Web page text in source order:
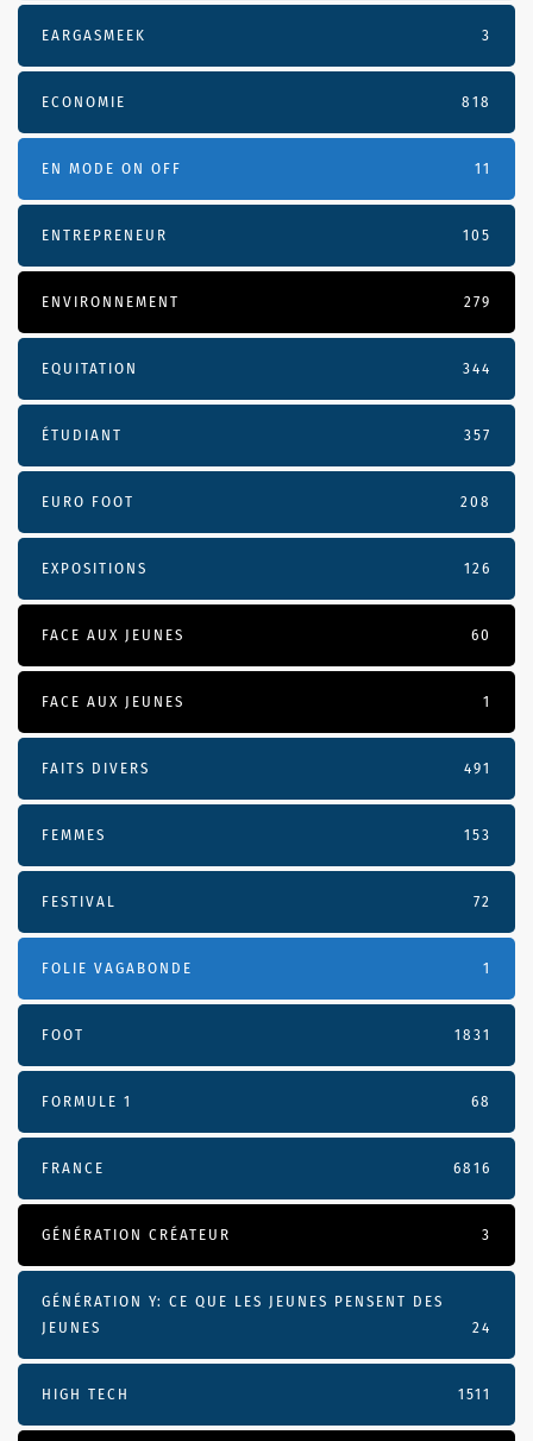
EARGASMEEK 3
ECONOMIE 818
EN MODE ON OFF 11
ENTREPRENEUR 105
ENVIRONNEMENT 279
EQUITATION 344
ÉTUDIANT 357
EURO FOOT 208
EXPOSITIONS 126
FACE AUX JEUNES 60
FACE AUX JEUNES 1
FAITS DIVERS 491
FEMMES 153
FESTIVAL 72
FOLIE VAGABONDE 1
FOOT 1831
FORMULE 1 68
FRANCE 6816
GÉNÉRATION CRÉATEUR 3
GÉNÉRATION Y: CE QUE LES JEUNES PENSENT DES
JEUNES
24
HIGH TECH 1511